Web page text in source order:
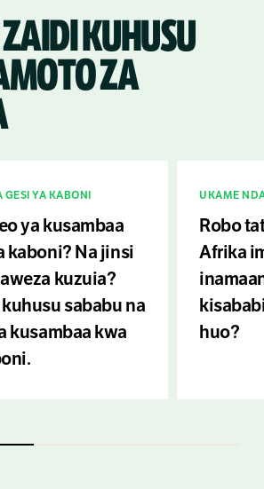
KUHUSU
ZA
YA KABONI
ya kusambaa
kaboni? Na jinsi
kuzuia?
sababu na
kusambaa kwa
UKAME
Robo
Afrika
huo?